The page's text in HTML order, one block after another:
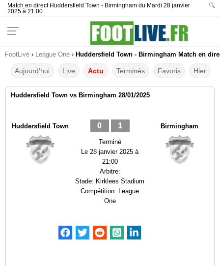
Match en direct Huddersfield Town - Birmingham du Mardi 28 janvier
2025 à 21:00
🔍
FootLive › League One › Huddersfield Town - Birmingham Match en
Aujourd'hui Live Actu Terminés Favoris Hier
Huddersfield Town vs Birmingham 28/01/2025
Huddersfield Town 0 1
Terminé
Le28 janvier 2025 à
21:00
Arbitre:
Stade: Kirklees Stadium
Compétition: League
One
Birmingham